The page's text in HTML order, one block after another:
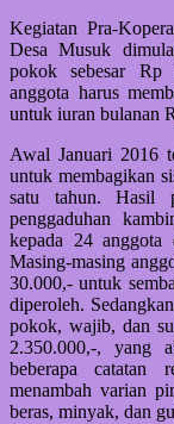
Kegiatan Pra-
Desa Musuk
pokok sebesar Rp
anggota harus
untuk iuran bulanan
Awal Januari 2016
untuk membagikan
satu tahun. Hasil
penggaduhan
kepada 24 anggota
Masing-masing
30.000,- untuk
diperoleh.
pokok, wajib, dan
2.350.000,-, yang
beberapa catatan
menambah varian
beras, minyak, dan